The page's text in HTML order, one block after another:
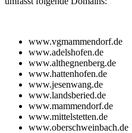
www.vgmammendorf.de
www.adelshofen.de
www.althegnenberg.de
www.hattenhofen.de
www.jesenwang.de
www.landsberied.de
www.mammendorf.de
www.mittelstetten.de
www.oberschweinbach.de